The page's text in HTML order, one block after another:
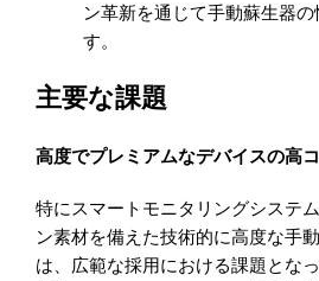
ン革新を通じて手動蘇生器
す。
主要な課題
高度でプレミアムなデバイスの高
特にスマートモニタリングシステ
ン素材を備えた技術的に高度な手
は、広範な採用における課題とな